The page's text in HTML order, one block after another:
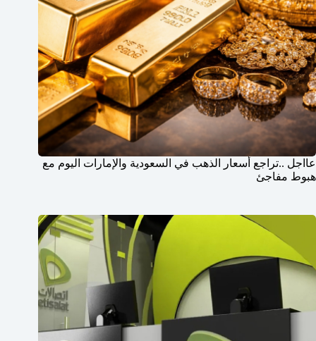
عااجل ..تراجع أسعار الذهب في السعودية والإمارات اليوم مع
هبوط مفاجئ